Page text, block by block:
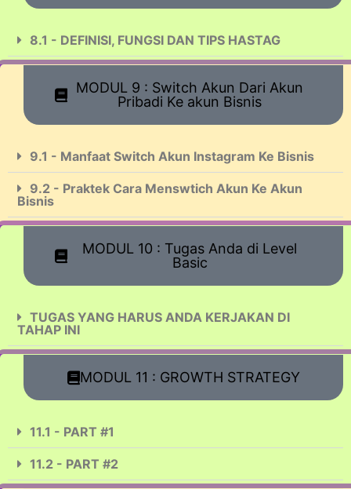
8.1 - DEFINISI, FUNGSI DAN TIPS HASTAG
MODUL 9 : Switch Akun Dari Akun
Pribadi Ke akun Bisnis
9.1 - Manfaat Switch Akun Instagram Ke Bisnis
9.2 - Praktek Cara Menswtich Akun Ke Akun
Bisnis
MODUL 10 : Tugas Anda di Level
Basic
TUGAS YANG HARUS ANDA KERJAKAN DI
TAHAP INI
MODUL 11 : GROWTH STRATEGY
11.1 - PART #1
11.2 - PART #2